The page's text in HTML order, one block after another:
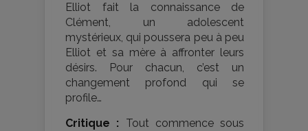
Elliot fait la connaissance de
Clément, un adolescent
mystérieux, qui poussera peu à peu
Elliot et sa mère à affronter leurs
désirs. Pour chacun, c’est un
changement profond qui se
profile…
Critique : Tout commence sous